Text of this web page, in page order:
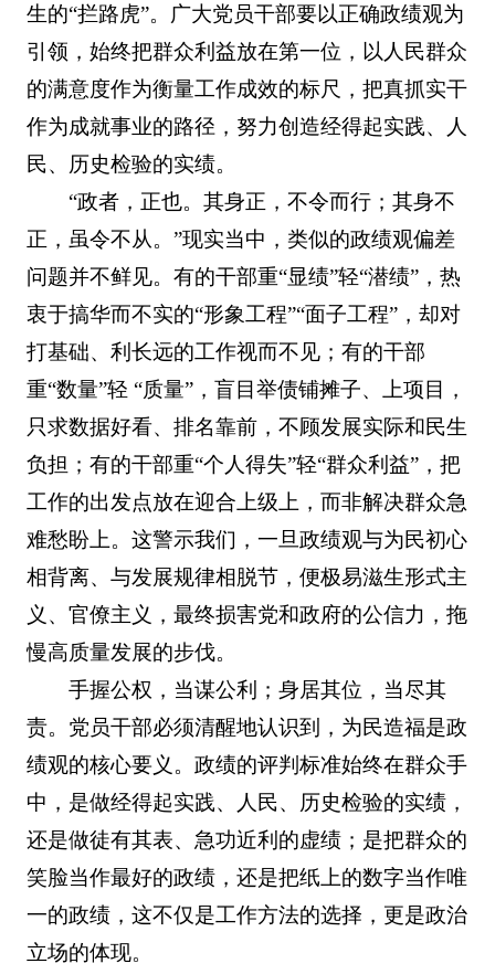
生的“拦路虎”。广大党员干部要以正确政绩观为
引领，始终把群众利益放在第一位，以人民群众
的满意度作为衡量工作成效的标尺，把真抓实干
作为成就事业的路径，努力创造经得起实践、人
民、历史检验的实绩。
“政者，正也。其身正，不令而行；其身不
正，虽令不从。”现实当中，类似的政绩观偏差
问题并不鲜见。有的干部重“显绩”轻“潜绩”，热
衷于搞华而不实的“形象工程”“面子工程”，却对
打基础、利长远的工作视而不见；有的干部
重“数量”轻 “质量”，盲目举债铺摊子、上项目，
只求数据好看、排名靠前，不顾发展实际和民生
负担；有的干部重“个人得失”轻“群众利益”，把
工作的出发点放在迎合上级上，而非解决群众急
难愁盼上。这警示我们，一旦政绩观与为民初心
相背离、与发展规律相脱节，便极易滋生形式主
义、官僚主义，最终损害党和政府的公信力，拖
慢高质量发展的步伐。
手握公权，当谋公利；身居其位，当尽其
责。党员干部必须清醒地认识到，为民造福是政
绩观的核心要义。政绩的评判标准始终在群众手
中，是做经得起实践、人民、历史检验的实绩，
还是做徒有其表、急功近利的虚绩；是把群众的
笑脸当作最好的政绩，还是把纸上的数字当作唯
一的政绩，这不仅是工作方法的选择，更是政治
立场的体现。